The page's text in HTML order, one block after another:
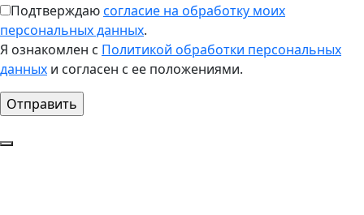
Подтверждаюсогласие на обработку моих
персональных данных.
Я ознакомлен с Политикой обработки персональных
данных и согласен с ее положениями.